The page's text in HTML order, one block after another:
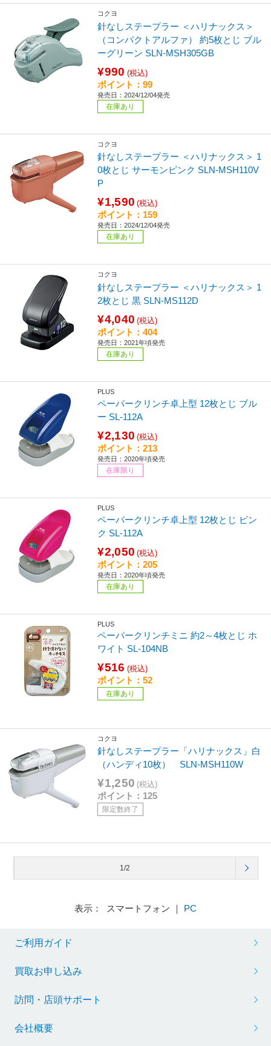
コクヨ
針なしステープラー ＜ハリナックス＞
（コンパクトアルファ） 約5枚とじ ブル
ーグリーン SLN-MSH305GB
¥990 (税込)
ポイント：99
発売日：2024/12/04発売
在庫あり
コクヨ
針なしステープラー ＜ハリナックス＞ 1
0枚とじ サーモンピンク SLN-MSH110V
P
¥1,590 (税込)
ポイント：159
発売日：2024/12/04発売
在庫あり
コクヨ
針なしステープラー ＜ハリナックス＞ 1
2枚とじ 黒 SLN-MS112D
¥4,040 (税込)
ポイント：404
発売日：2021年頃発売
在庫あり
PLUS
ペーパークリンチ卓上型 12枚とじ ブル
ー SL-112A
¥2,130 (税込)
ポイント：213
発売日：2020年頃発売
在庫限り
PLUS
ペーパークリンチ卓上型 12枚とじ ピン
ク SL-112A
¥2,050 (税込)
ポイント：205
発売日：2020年頃発売
在庫あり
PLUS
ペーパークリンチミニ 約2～4枚とじ ホ
ワイト SL-104NB
¥516 (税込)
ポイント：52
在庫あり
コクヨ
針なしステープラー「ハリナックス」白
（ハンディ10枚） SLN-MSH110W
¥1,250 (税込)
ポイント：125
限定数終了
1/2
表示： スマートフォン ｜ PC
ご利用ガイド
買取お申し込み
訪問・店頭サポート
会社概要